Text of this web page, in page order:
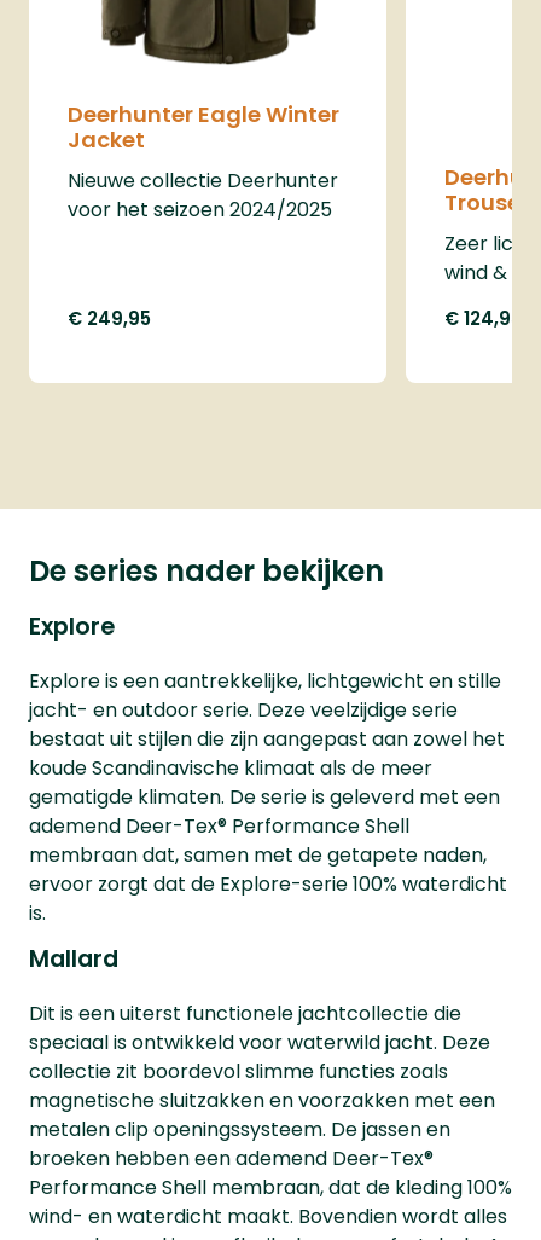
Deerhunter Eagle Winter
Jacket
Nieuwe collectie Deerhunter
voor het seizoen 2024/2025
€ 249,95
Trousers
Zeer licht
wind &
€ 124,95
De series nader bekijken
Explore
Explore is een aantrekkelijke, lichtgewicht en stille
jacht- en outdoor serie. Deze veelzijdige serie
bestaat uit stijlen die zijn aangepast aan zowel het
koude Scandinavische klimaat als de meer
gematigde klimaten. De serie is geleverd met een
ademend Deer-Tex® Performance Shell
membraan dat, samen met de getapete naden,
ervoor zorgt dat de Explore-serie 100% waterdicht
is.
Mallard
Dit is een uiterst functionele jachtcollectie die
speciaal is ontwikkeld voor waterwild jacht. Deze
collectie zit boordevol slimme functies zoals
magnetische sluitzakken en voorzakken met een
metalen clip openingssysteem. De jassen en
broeken hebben een ademend Deer-Tex®
Performance Shell membraan, dat de kleding 100%
wind- en waterdicht maakt. Bovendien wordt alles